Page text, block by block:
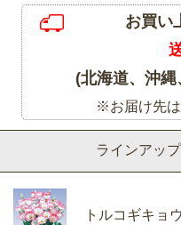
ラインア
トルコギキョ
お買い
(北海道、沖
※お届け先は